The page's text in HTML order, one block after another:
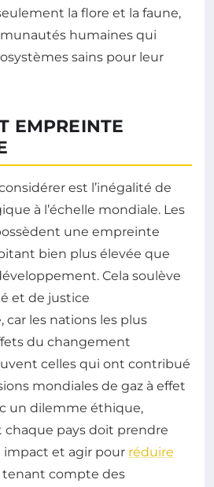
la flore et la faune,
humaines qui
sains pour leur
EMPREINTE
est l’inégalité de
à l’échelle mondiale. Les
une empreinte
bien plus élevée que
Cela soulève
et de justice
les nations les plus
du changement
celles qui ont contribué
mondiales de gaz à effet
un dilemme éthique,
pays doit prendre
impact et agir pour réduire
tenant compte des